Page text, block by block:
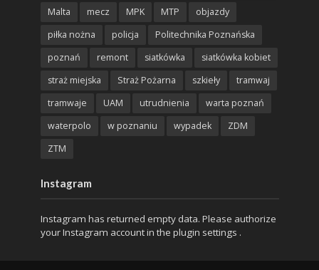
Malta
mecz MPK MTP
objazdy
piłka nożna
policja
Politechnika Poznańska
poznań
remont siatkówka
siatkówka kobiet
straż miejska
Straż Pożarna szkieły
tramwaj
tramwaje
UAM utrudnienia
warta poznań
waterpolo
w poznaniu wypadek
ZDM
ZTM
Instagram
Instagram has returned empty data. Please authorize
your Instagram account in the plugin settings .